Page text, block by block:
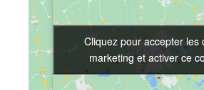
Cliquez pour accepter les
marketing et activer ce
Cliquez pour accepter les
marketing et activer ce